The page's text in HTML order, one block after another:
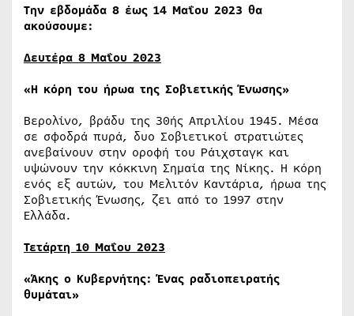
Tην εβδομάδα 8 έως 14 Μαΐου 2023 θα
ακούσουμε:
Δευτέρα 8 Μαΐου 2023
«Η κόρη του ήρωα της Σοβιετικής Ένωσης»
Βερολίνο, βράδυ της 30ής Απριλίου 1945. Μέσα
σε σφοδρά πυρά, δυο Σοβιετικοί στρατιώτες
ανεβαίνουν στην οροφή του Ράιχσταγκ και
υψώνουν την κόκκινη Σημαία της Νίκης. Η κόρη
ενός εξ αυτών, του Μελιτόν Καντάρια, ήρωα της
Σοβιετικής Ένωσης, ζει από το 1997 στην
Ελλάδα.
Τετάρτη 10 Μαΐου 2023
«Άκης ο Κυβερνήτης: Ένας ραδιοπειρατής
θυμάται»